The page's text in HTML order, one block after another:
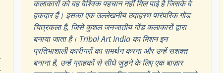
कलाकारों को वह वैश्विक पहचान नहीं मिल पाई है जिसके वे
हकदार हैं। इसका एक उल्लेखनीय उदाहरण पारंपरिक गोंड
चित्रकला है, जिसे कुशल जनजातीय गोंड कलाकारों द्वारा
बनाया जाता है। Tribal Art India का मिशन इन
प्रतिभाशाली कारीगरों का समर्थन करना और उन्हें सशक्त
बनाना है, उन्हें ग्राहकों से सीधे जुड़ने के लिए एक बाज़ार